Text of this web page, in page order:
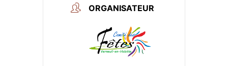
ORGANISATEUR